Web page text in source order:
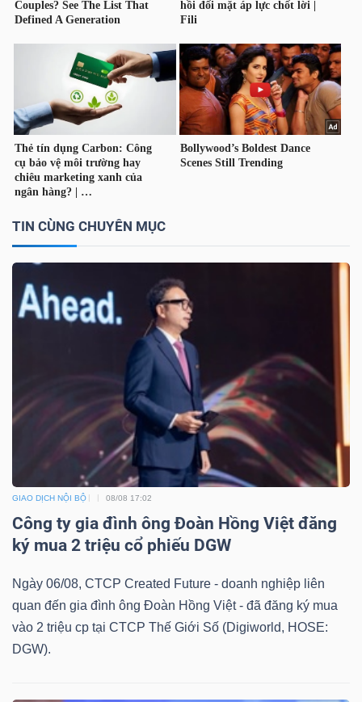
TIN CÙNG CHUYÊN MỤC
GIAO DỊCH NỘI BỘ 08/08 17:02
Công ty gia đình ông Đoàn Hồng Việt đăng
ký mua 2 triệu cổ phiếu DGW
Ngày 06/08, CTCP Created Future - doanh nghiệp liên
quan đến gia đình ông Đoàn Hồng Việt - đã đăng ký mua
vào 2 triệu cp tại CTCP Thế Giới Số (Digiworld, HOSE:
DGW).
NHÂN
PHÂN
VIETSTOCKFINANCE
VĨ
NGÀNH
DOANH
NGHIỆP
CỔ